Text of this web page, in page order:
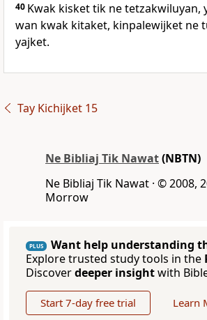
40 Kwak kisket tik ne tetzakwiluyan,
wan kwak kitaket, kinpalewijket ne
yajket.
Tay Kichijket 15
Ne Bibliaj Tik Nawat(NBTN)
Ne Bibliaj Tik Nawat · © 2008,
Morrow
PLUS
Want help understanding
Explore trusted study tools in the
Discoverdeeper insightwith
Start 7-day free trial Learn